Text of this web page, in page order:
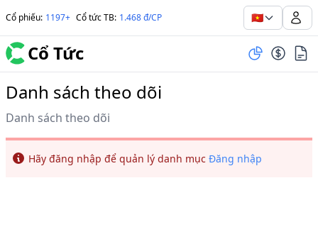
Cổ phiếu: 1197+ Cổ tức TB: 1.468 đ/CP 🇻🇳
Cổ Tức
Danh sách theo dõi
Danh sách theo dõi
Info
Hãy đăng nhập để quản lý danh mục Đăng nhập